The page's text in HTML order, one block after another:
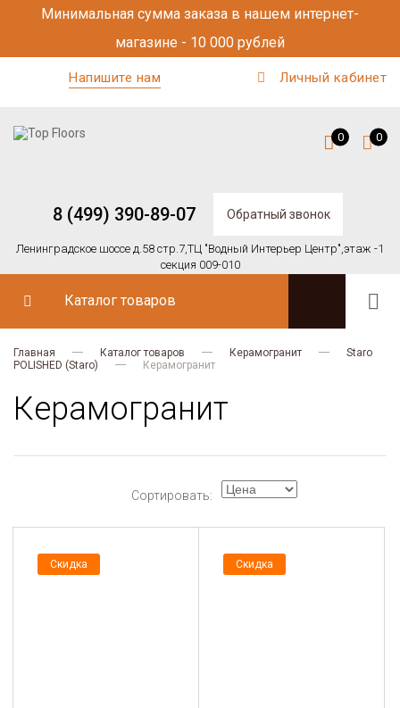
Минимальная сумма заказа в нашем интернет-
магазине - 10 000 рублей
Напишите нам Личный кабинет
8 (499) 390-89-07 Обратный звонок
Ленинградское шоссе д.58 стр.7,ТЦ "Водный Интерьер Центр",этаж -1
секция 009-010
0 0
Каталог товаров
Главная Каталог товаров Керамогранит
Staro
POLISHED (Staro)
Керамогранит
Керамогранит
Сортировать:
Скидка Скидка